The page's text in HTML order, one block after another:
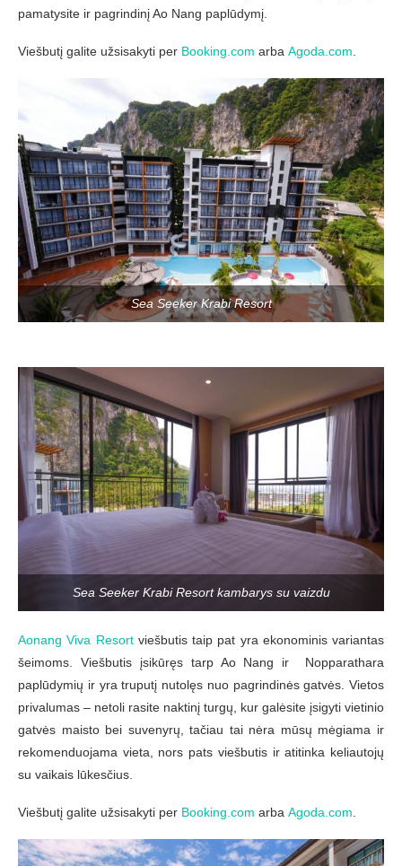
pamatysite ir pagrindinį Ao Nang paplūdymį.
Viešbutį galite užsisakyti per Booking.com arba Agoda.com
Sea Seeker Krabi Resort
Sea Seeker Krabi Resort kambarys su vaizdu
Aonang Viva Resortviešbutis taip pat yra ekonominis variantas
šeimoms. Viešbutis įsikūręs tarp Ao Nang ir Nopparathara
paplūdymių ir yra truputį nutolęs nuo pagrindinės gatvės. Vietos
privalumas – netoli rasite naktinį turgų, kur galėsite įsigyti vietinio
gatvės maisto bei suvenyrų, tačiau tai nėra mūsų mėgiama ir
rekomenduojama vieta, nors pats viešbutis ir atitinka keliautojų
su vaikais lūkesčius.
Viešbutį galite užsisakyti per Booking.com arba Agoda.com